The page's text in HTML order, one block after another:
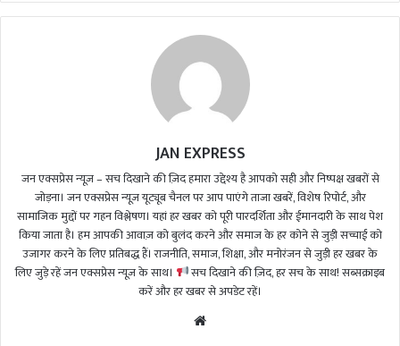
JAN EXPRESS
जन एक्सप्रेस न्यूज़ – सच दिखाने की ज़िद हमारा उद्देश्य है आपको सही और निष्पक्ष खबरों से
जोड़ना। जन एक्सप्रेस न्यूज़ यूट्यूब चैनल पर आप पाएंगे ताजा खबरें, विशेष रिपोर्ट, और
सामाजिक मुद्दों पर गहन विश्लेषण। यहां हर खबर को पूरी पारदर्शिता और ईमानदारी के साथ पेश
किया जाता है। हम आपकी आवाज़ को बुलंद करने और समाज के हर कोने से जुड़ी सच्चाई को
उजागर करने के लिए प्रतिबद्ध हैं। राजनीति, समाज, शिक्षा, और मनोरंजन से जुड़ी हर खबर के
लिए जुड़े रहें जन एक्सप्रेस न्यूज़ के साथ।
सच दिखाने की ज़िद, हर सच के साथ! सब्सक्राइब
करें और हर खबर से अपडेट रहें।